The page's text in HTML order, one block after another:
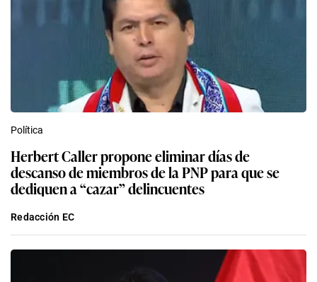
Política
Herbert Caller propone eliminar días de
descanso de miembros de la PNP para que se
dediquen a “cazar” delincuentes
Redacción EC